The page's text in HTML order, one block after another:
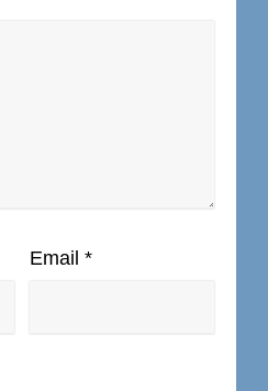
Email *